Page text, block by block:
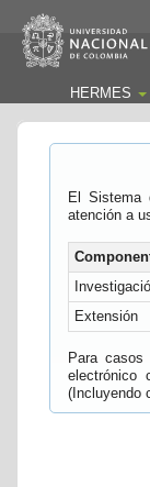
HERMES
El Sistema
atención a
Extensión
Para
electrónico
(Incluyendo